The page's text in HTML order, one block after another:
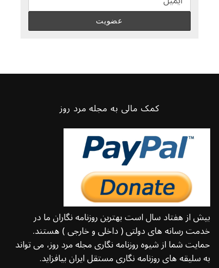
کمک مالی به مجله مرد روز
بیش از هفتاد سال است بهترین روزنامه نگاران ما در
خدمت رسانه های دولتی ( داخلی و خارجی ) هستند.
حمایت شما از شیوه روزنامه نگاری مجله مرد روز، می تواند
به سلیقه های روزنامه نگاری مستقل ایران بیافزاید.